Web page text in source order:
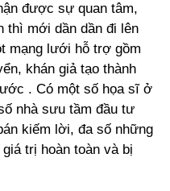
được sự quan tâm,
thì mới dần dần đi lên
mạng lưới hỗ trợ gồm
khán giả tạo thành
. Có một số họa sĩ ở
nhà sưu tầm đầu tư
kiếm lời, đa số những
trị hoàn toàn và bị